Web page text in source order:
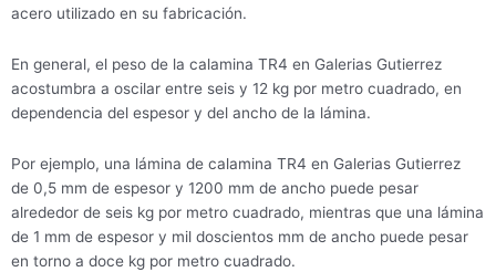
acero utilizado en su fabricación.
En general, el peso de la calamina TR4 en Galerias Gutierrez
acostumbra a oscilar entre seis y 12 kg por metro cuadrado, en
dependencia del espesor y del ancho de la lámina.
Por ejemplo, una lámina de calamina TR4 en Galerias Gutierrez
de 0,5 mm de espesor y 1200 mm de ancho puede pesar
alrededor de seis kg por metro cuadrado, mientras que una lámina
de 1 mm de espesor y mil doscientos mm de ancho puede pesar
en torno a doce kg por metro cuadrado.